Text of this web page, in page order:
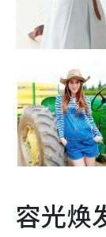
容光焕